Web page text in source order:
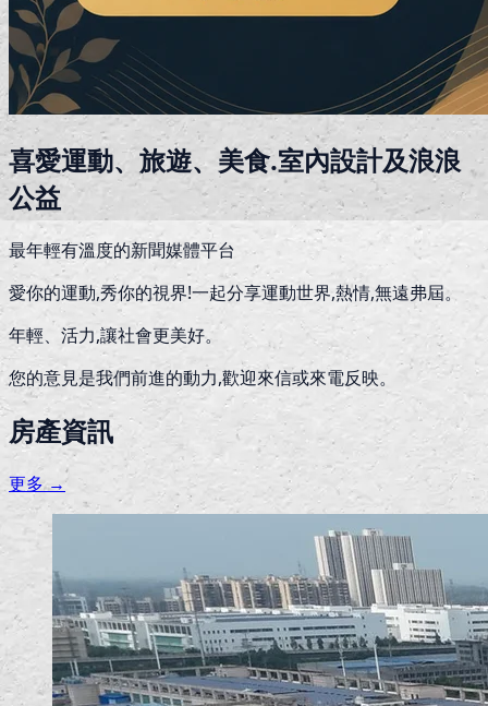
喜愛運動、旅遊、美食.室內設計及浪浪
公益
最年輕有溫度的新聞媒體平台
愛你的運動,秀你的視界!一起分享運動世界,熱情,無遠弗屆。
年輕、活力,讓社會更美好。
您的意見是我們前進的動力,歡迎來信或來電反映。
房產資訊
更多 →